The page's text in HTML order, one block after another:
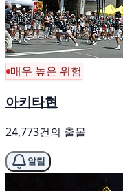
매우 높은 위험
아키타현
24,773건의 출몰
알림